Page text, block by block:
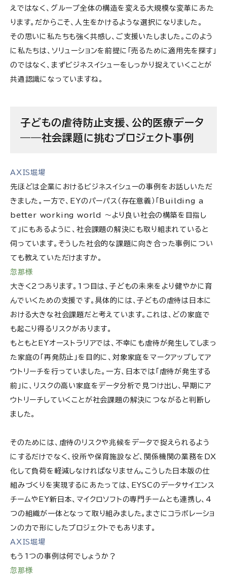
えではなく、グループ全体の構造を変える大規模な変革にあた
ります。だからこそ、人生をかけるような選択になりました。
その思いに私たちも強く共感し、ご支援いたしました。このよう
に私たちは、ソリューションを前提に「売るために適用先を探す」
のではなく、まずビジネスイシューをしっかり捉えていくことが
共通認識になっていますね。
子どもの虐待防止支援、公的医療データ
――社会課題に挑むプロジェクト事例
AXIS堀場
先ほどは企業におけるビジネスイシューの事例をお話しいただ
きました。一方で、EYのパーパス（存在意義）「Building a
better working world ～より良い社会の構築を目指し
て」にもあるように、社会課題の解決にも取り組まれていると
伺っています。そうした社会的な課題に向き合った事例につい
ても教えていただけますか。
忽那様
大きく2つあります。1つ目は、子どもの未来をより健やかに育
んでいくための支援です。具体的には、子どもの虐待は日本に
おける大きな社会課題だと考えています。これは、どの家庭で
も起こり得るリスクがあります。
もともとEYオーストラリアでは、不幸にも虐待が発生してしまっ
た家庭の「再発防止」を目的に、対象家庭をマークアップしてア
ウトリーチを行っていました。一方、日本では「虐待が発生する
前」に、リスクの高い家庭をデータ分析で見つけ出し、早期にア
ウトリーチしていくことが社会課題の解決につながると判断し
ました。
そのためには、虐待のリスクや兆候をデータで捉えられるよう
にするだけでなく、役所や保育施設など、関係機関の業務をDX
化して負荷を軽減しなければなりません。こうした日本版の仕
組みづくりを実現するにあたっては、EYSCのデータサイエンス
チームやEY新日本、マイクロソフトの専門チームとも連携し、4
つの組織が一体となって取り組みました。まさにコラボレーショ
ンの力で形にしたプロジェクトでもあります。
AXIS堀場
もう1つの事例は何でしょうか？
忽那様